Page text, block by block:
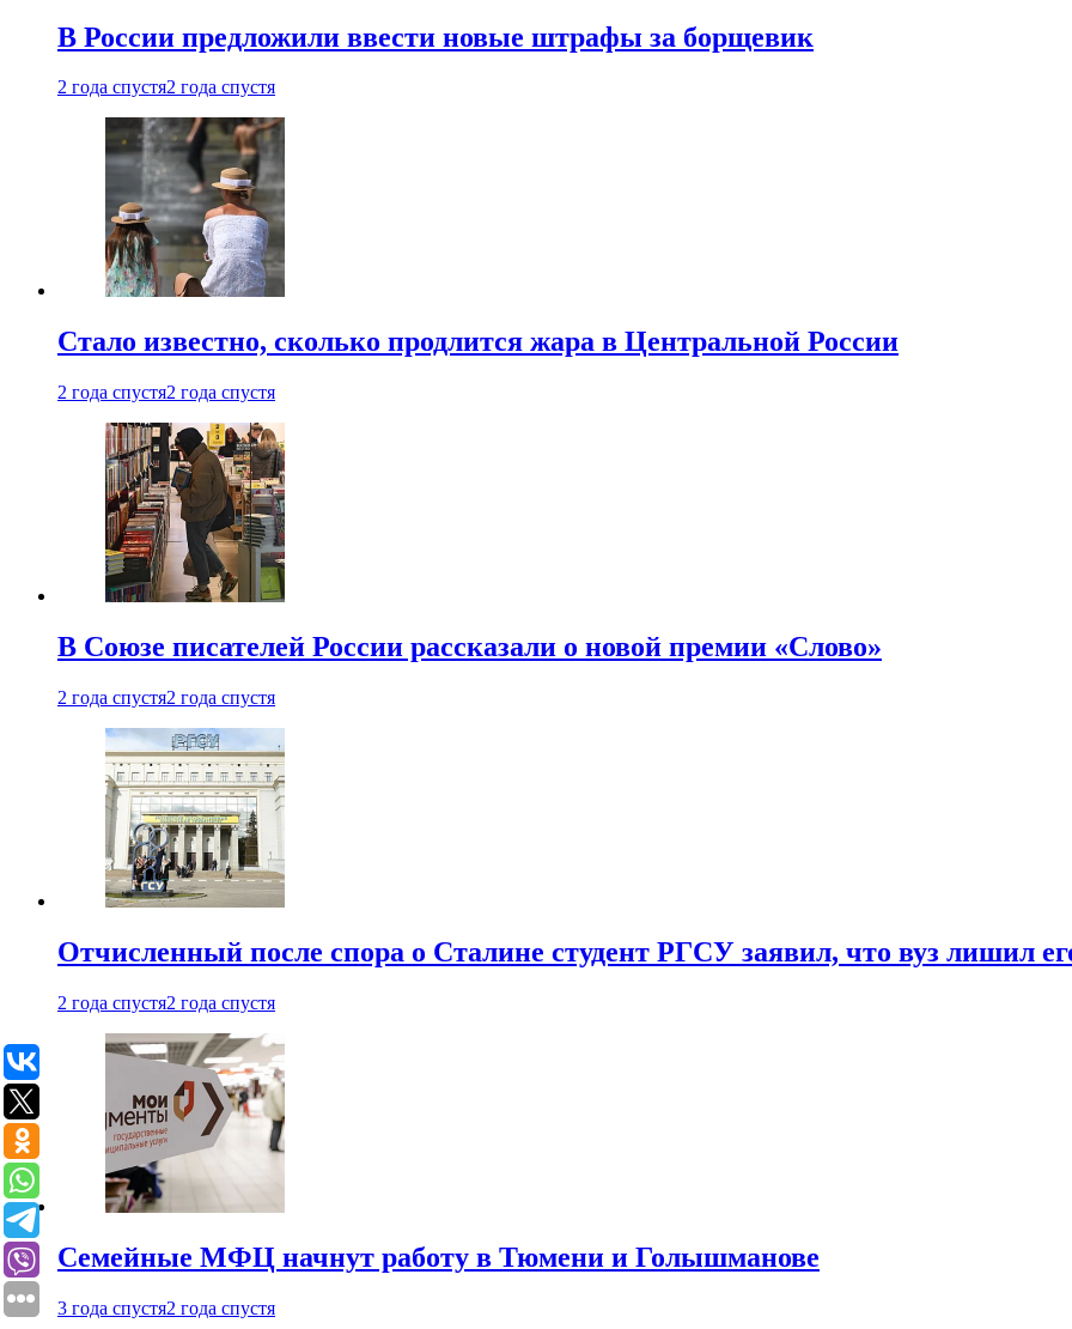
В России предложили ввести новые штрафы за борщевик
2 года спустя2 года спустя
Стало известно, сколько продлится жара в Центральной России
2 года спустя2 года спустя
В Союзе писателей России рассказали о новой премии «Слово»
2 года спустя2 года спустя
Отчисленный после спора о Сталине студент РГСУ заявил, что вуз лишил
2 года спустя2 года спустя
Семейные МФЦ начнут работу в Тюмени и Голышманове
3 года спустя2 года спустя